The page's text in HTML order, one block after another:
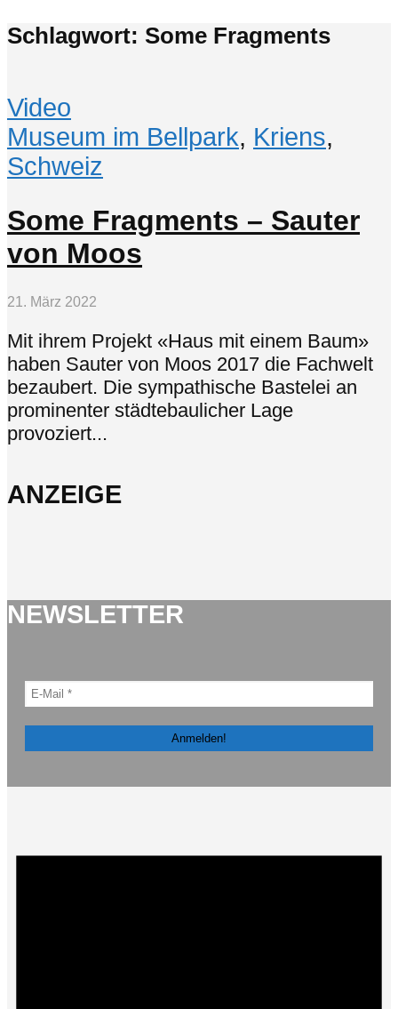
Schlagwort: Some Fragments
Video
Museum im Bellpark, Kriens,
Schweiz
Some Fragments – Sauter
von Moos
21. März 2022
Mit ihrem Projekt «Haus mit einem Baum»
haben Sauter von Moos 2017 die Fachwelt
bezaubert. Die sympathische Bastelei an
prominenter städtebaulicher Lage
provoziert...
ANZEIGE
NEWSLETTER